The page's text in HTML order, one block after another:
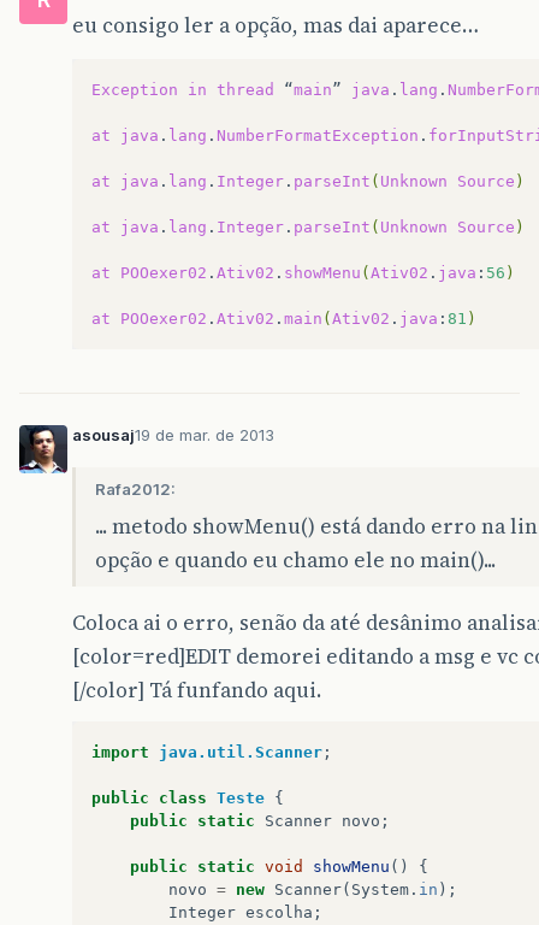
atv
}
System.out.println(
}
}
}
eu consigo ler a opção, mas dai aparece…
Exception in thread “main” java . lang .
at java . lang . NumberFormatException .
at java . lang . Integer . parseInt ( Unknown Source )
at java . lang . Integer . parseInt ( Unknown Source )
at POOexer02 . Ativ02 . showMenu ( Ativ02 . java : 56 )
at POOexer02 . Ativ02 . main ( Ativ02 . java : 81 )
asousaj19 de mar. de 2013
Rafa2012:
... metodo showMenu() está dando erro na
opção e quando eu chamo ele no main()...
Coloca ai o erro, senão da até desânimo
[color=red]EDIT demorei editando a msg e vc
[/color] Tá funfando aqui.
import java.util.Scanner ;
public class Teste {
public
static Scanner novo ;
public static void showMenu ()
{
novo = new Scanner( System . in );
Integer escolha ;